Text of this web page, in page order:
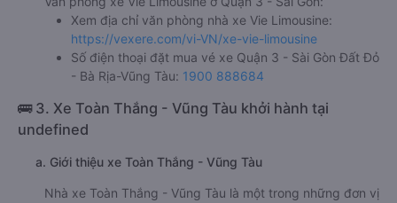
Xem địa chỉ văn phòng nhà xe Vie Limousine:
https://vexere.com/vi-VN/xe-vie-limousine
Số điện thoại đặt mua vé xe Quận 3 - Sài Gòn Đất Đỏ
- Bà Rịa-Vũng Tàu: 1900 888684
🚌 3. Xe Toàn Thắng - Vũng Tàu khởi hành tại
undefined
a. Giới thiệu xe Toàn Thắng - Vũng Tàu
Nhà xe Toàn Thắng - Vũng Tàu là một trong những đơn vị